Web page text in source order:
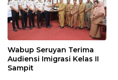
Wabup Seruyan Terima
Audiensi Imigrasi Kelas II
Sampit